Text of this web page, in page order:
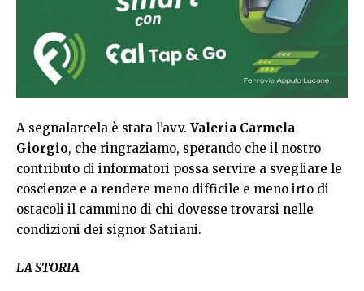
A segnalarcela è stata l’avv. Valeria Carmela
Giorgio, che ringraziamo, sperando che il nostro
contributo di informatori possa servire a svegliare le
coscienze e a rendere meno difficile e meno irto di
ostacoli il cammino di chi dovesse trovarsi nelle
condizioni dei signor Satriani.
LA STORIA